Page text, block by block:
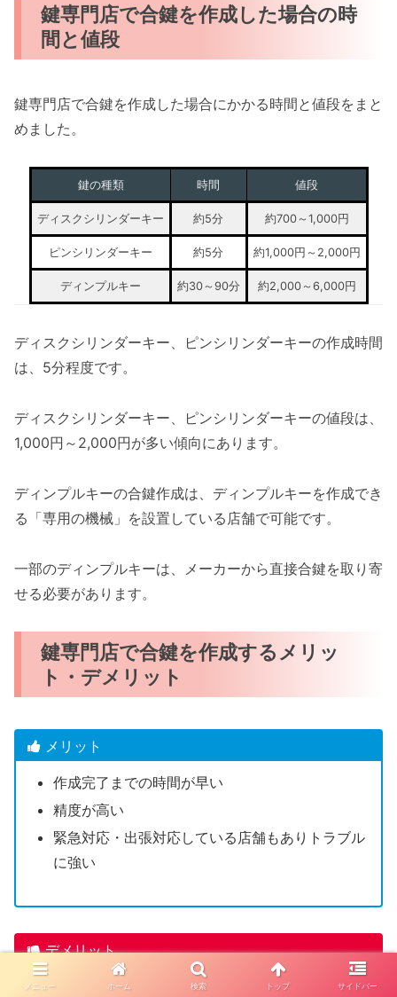
鍵専門店で合鍵を作成した場合の時
間と値段
鍵専門店で合鍵を作成した場合にかかる時間と値段をまと
めました。
鍵の種類 時間 値段
ディスクシリンダーキー 約5分 約700～1,000円
ピンシリンダーキー 約5分 約1,000円～2,000円
ディンプルキー 約30～90分 約2,000～6,000円
ディスクシリンダーキー、ピンシリンダーキーの作成時間
は、5分程度です。
ディスクシリンダーキー、ピンシリンダーキーの値段は、
1,000円～2,000円が多い傾向にあります。
ディンプルキーの合鍵作成は、ディンプルキーを作成でき
る「専用の機械」を設置している店舗で可能です。
一部のディンプルキーは、メーカーから直接合鍵を取り寄
せる必要があります。
鍵専門店で合鍵を作成するメリッ
ト・デメリット
メリット
作成完了までの時間が早い
精度が高い
緊急対応・出張対応している店舗もありトラブル
に強い
デメリット
一部のディンプルキーは店舗で合鍵作成できない
メニュー ホーム 検索 トップ サイドバー